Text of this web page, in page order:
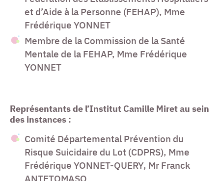
et d’Aide à la Personne (FEHAP), Mme
Frédérique YONNET
Membre de la Commission de la Santé
Mentale de la FEHAP, Mme Frédérique
YONNET
Représentants de l’Institut Camille Miret au sein
des instances :
Comité Départemental Prévention du
Risque Suicidaire du Lot (CDPRS), Mme
Frédérique YONNET-QUERY, Mr Franck
ANTETOMASO